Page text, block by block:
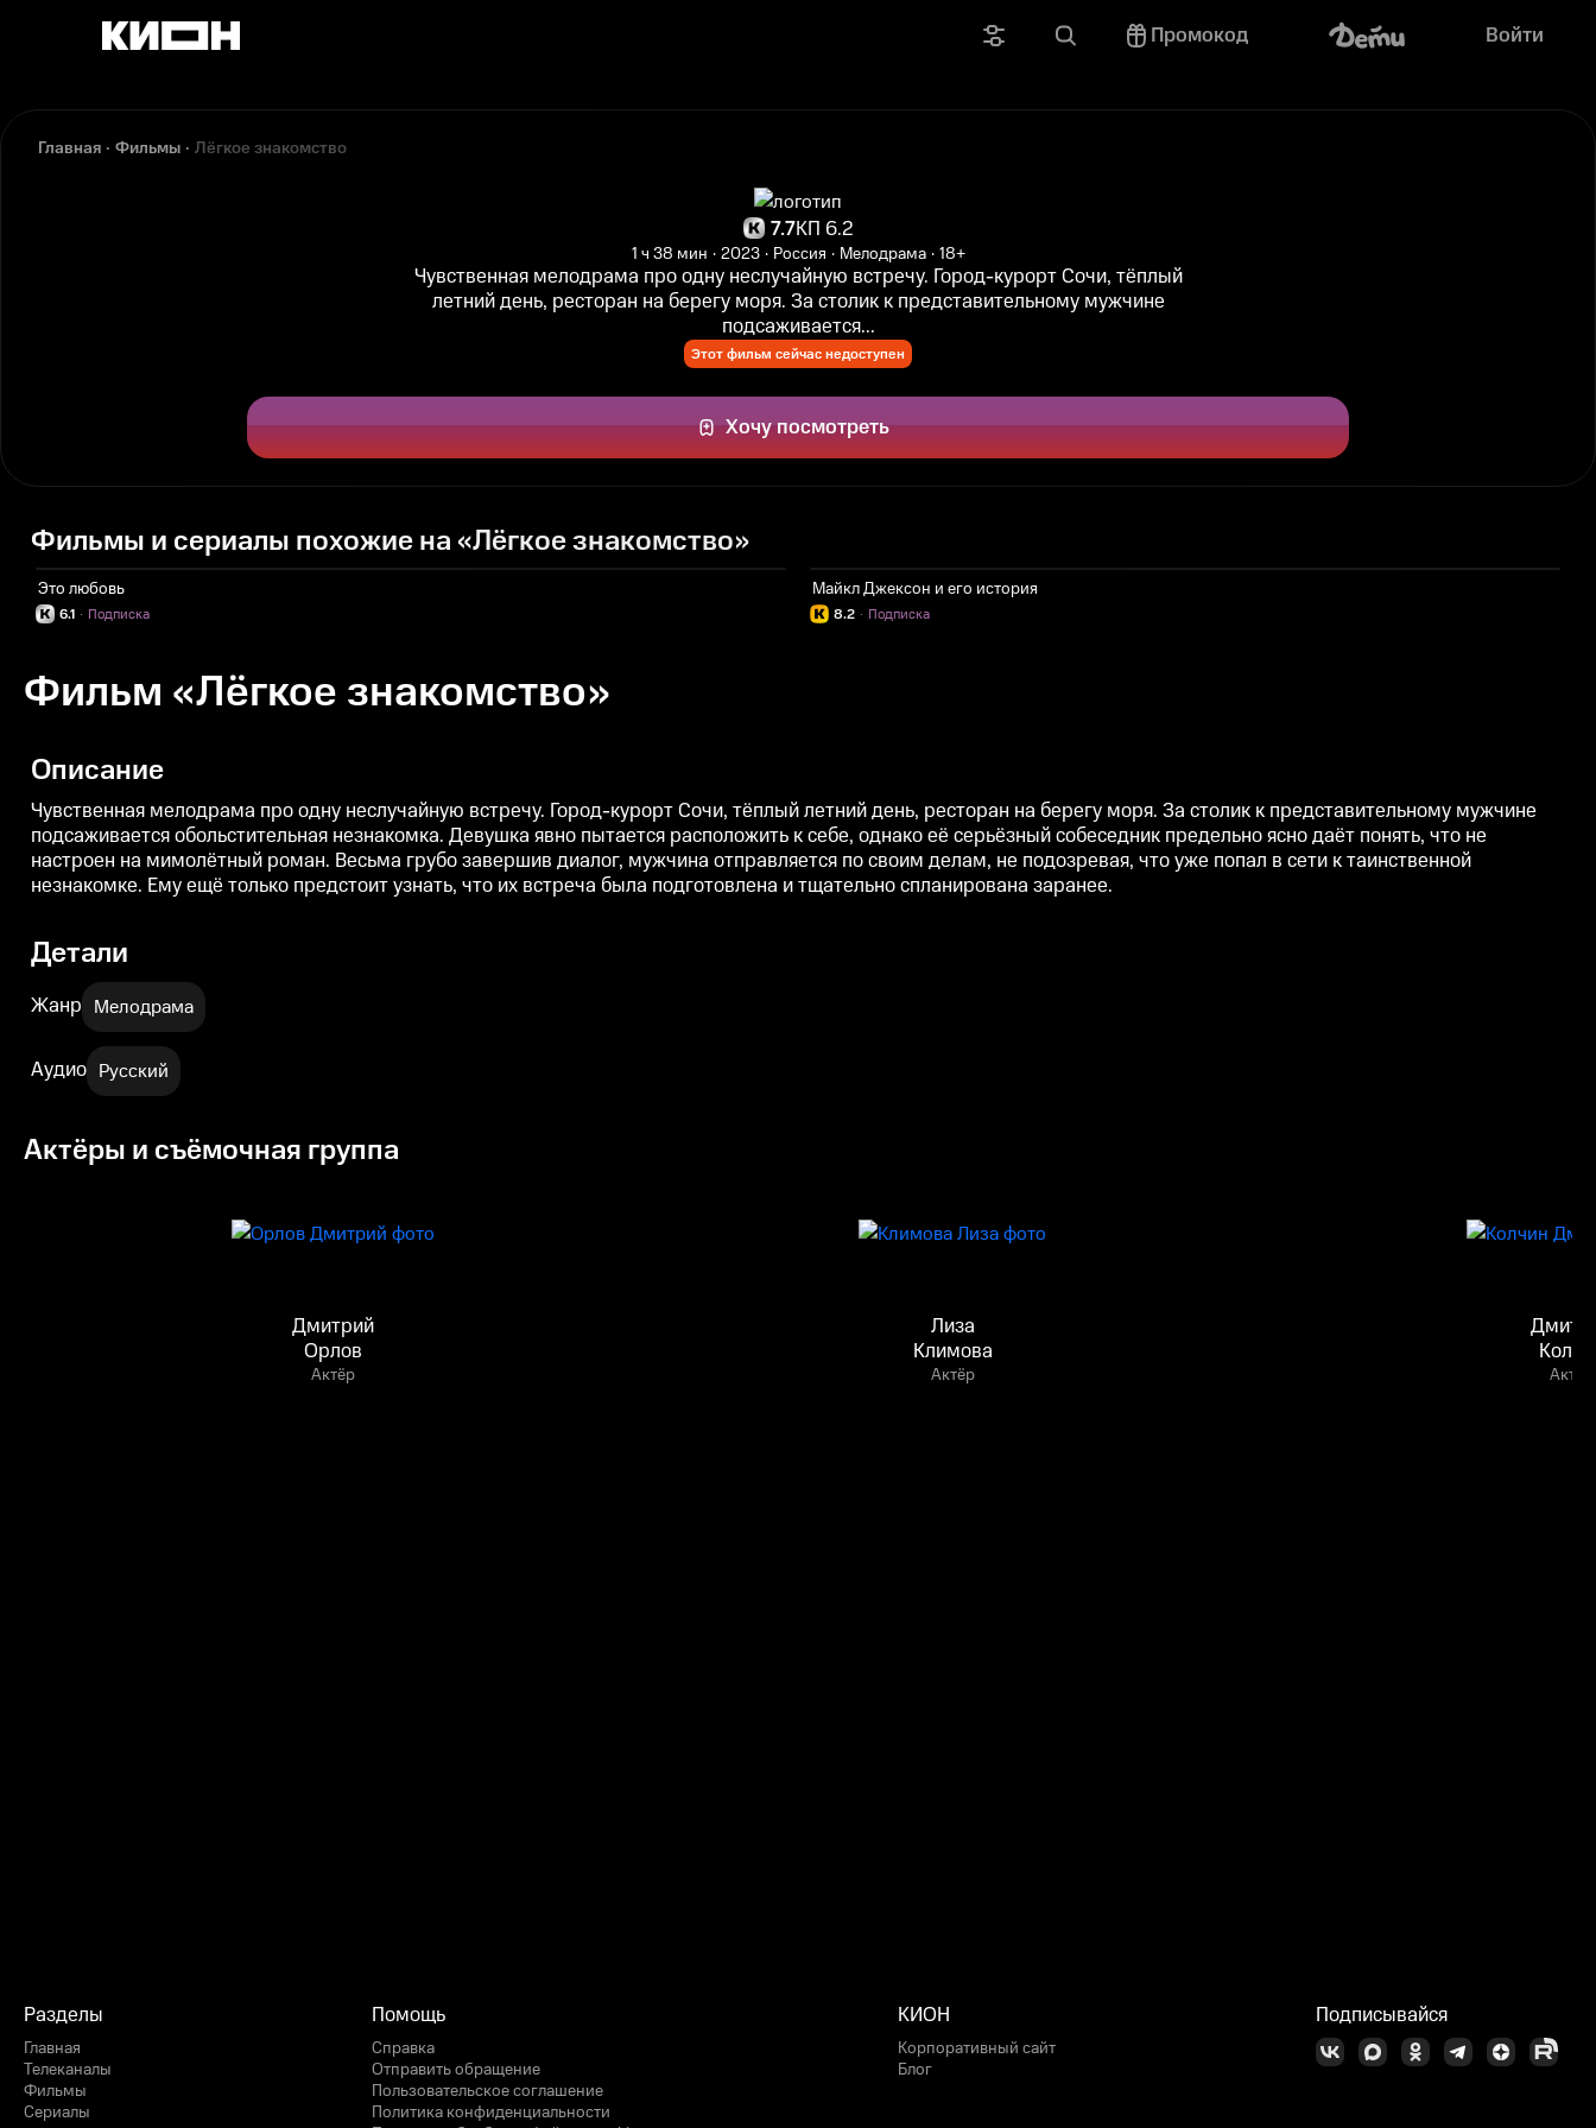
Промокод Войти
Главная Фильмы Лёгкое знакомство
7.7КП 6.2
1 ч 38 мин 2023 Россия Мелодрама 18+
Чувственная мелодрама про одну неслучайную встречу. Город-курорт Сочи, тёплый
летний день, ресторан на берегу моря. За столик к представительному мужчине
подсаживается...
Этот фильм сейчас недоступен
Хочу посмотреть
Фильмы и сериалы похожие на «Лёгкое знакомство»
Это любовь
6.1 Подписка
·
Майкл Джексон и его история
8.2 Подписка
·
Фильм «Лёгкое знакомство»
Описание
Чувственная мелодрама про одну неслучайную встречу. Город-курорт Сочи, тёплый летний день, ресторан на берегу моря. За столик к представительному мужчине
подсаживается обольстительная незнакомка. Девушка явно пытается расположить к себе, однако её серьёзный собеседник предельно ясно даёт понять, что не
настроен на мимолётный роман. Весьма грубо завершив диалог, мужчина отправляется по своим делам, не подозревая, что уже попал в сети к таинственной
незнакомке. Ему ещё только предстоит узнать, что их встреча была подготовлена и тщательно спланирована заранее.
Детали
Жанр Мелодрама
Аудио Русский
Актёры и съёмочная группа
Дмитрий
Орлов
Актёр
Лиза
Климова
Актёр Актёр
Разделы
Главная
Телеканалы
Фильмы
Сериалы
Помощь
Справка
Отправить обращение
Пользовательское соглашение
Политика конфиденциальности
КИОН
Корпоративный сайт
Блог
Подписывайся